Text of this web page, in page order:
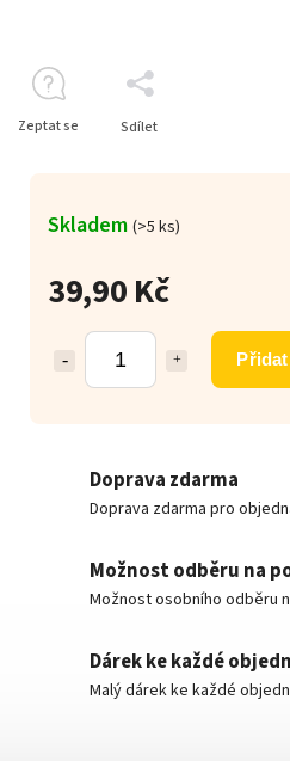
39,90 Kč
Skladem (>5 ks)
Zeptat se Sdílet
Doprava zdarma
Doprava zdarma pro
Možnost odběru na
Možnost osobního odběru
Dárek ke každé
Malý dárek ke každé